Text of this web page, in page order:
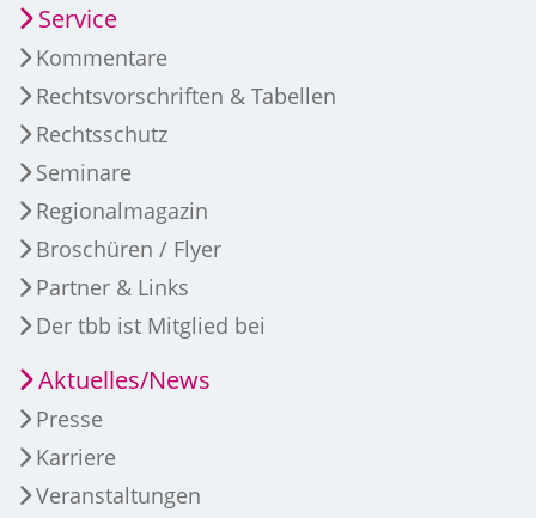
Service
Kommentare
Rechtsvorschriften & Tabellen
Rechtsschutz
Seminare
Regionalmagazin
Broschüren / Flyer
Partner & Links
Der tbb ist Mitglied bei
Aktuelles/News
Presse
Karriere
Veranstaltungen